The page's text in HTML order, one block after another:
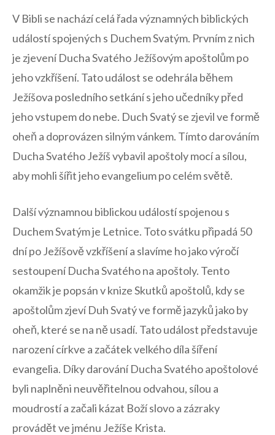
V Bibli se ‍nachází celá řada významných biblických
⁢událostí spojených s Duchem Svatým. Prvním⁢ z nich
je zjevení Ducha Svatého Ježíšovým apoštolům po
jeho ⁢vzkříšení. Tato událost se odehrála během
Ježíšova posledního setkání s jeho učedníky před
jeho vstupem do nebe. Duch Svatý se ‍zjevil ve formě
‍oheň a ‌doprovázen silným vánkem. Tímto darováním
Ducha Svatého Ježíš vybavil apoštoly​ mocí a sílou,
aby mohli šířit jeho ⁢evangelium po celém světě.
Další významnou biblickou událostí ​spojenou s
Duchem Svatým je Letnice. Toto svátku připadá 50
dní po Ježíšově vzkříšení a‌ slavíme ho jako výročí
sestoupení⁤ Ducha Svatého na⁤ apoštoly.‌ Tento
okamžik je popsán v knize⁣ Skutků apoštolů,⁣ kdy se
apoštolům zjeví Duh Svatý ve formě jazyků jako⁢ by
oheň,⁢ které se na ně‌ usadí. Tato událost představuje
narození ⁣církve a začátek velkého díla šíření
evangelia. Díky darování Ducha Svatého apoštolové
byli naplněni neuvěřitelnou odvahou, sílou a
moudrostí a začali kázat Boží slovo a‍ zázraky
provádět ve jménu Ježíše Krista.